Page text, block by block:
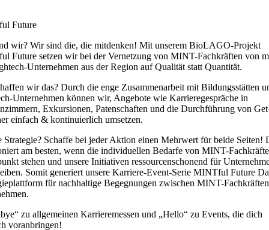
Future
wir? Wir sind die, die mitdenken! Mit unserem BioLAGO-Projekt
Future setzen wir bei der Vernetzung von MINT-Fachkräften von
Unternehmen aus der Region auf Qualität statt Quantität.
wir das? Durch die enge Zusammenarbeit mit Bildungsstätten
Unternehmen können wir, Angebote wie Karrieregespräche in
Exkursionen, Patenschaften und die Durchführung von
einfach & kontinuierlich umsetzen.
Strategie? Schaffe bei jeder Aktion einen Mehrwert für beide Seiten!
am besten, wenn die individuellen Bedarfe von MINT-
stehen und unsere Initiativen ressourcenschonend für
Somit generiert unsere Karriere-Event-Serie MINTful Future
für nachhaltige Begegnungen zwischen MINT-
zu allgemeinen Karrieremessen und „Hello“ zu Events, die dich
voranbringen!